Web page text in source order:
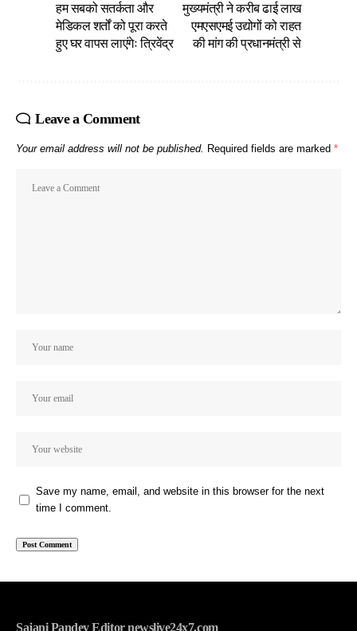
हम सबको सतर्कता और
मेडिकल शर्तों को पूरा करते
हुए घर वापस लाएंगेः त्रिवेंद्र
मुख्यमंत्री ने करीब ढाई लाख
एमएसएमई उद्योगों को राहत
की मांग की प्रधानमंत्री से
Leave a Comment
Your email address will not be published. Required fields are marked *
Save my name, email, and website in this browser for the next
time I comment.
Sajani Pandey Editor newslive24x7.com